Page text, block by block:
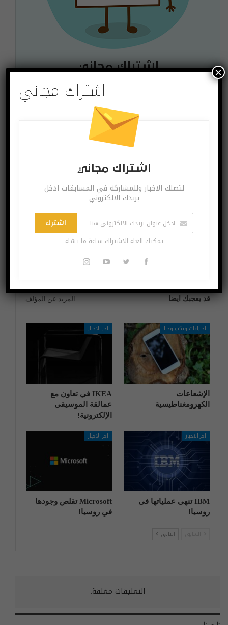
اشتراك مجاني
لتصلك الاخبار وللمشاركة في المسابقات ادخل بريدك
الالكتروني
يمكنك الغاء الاشتراك ساعة ما تشاء
خطوات بسيطة تمنع
الفضوليين من
أصدقائك تصفح صورك
تسريب موعد إعلان
سامسونغ لهاتفها
غالاكسي إس 11
قد يعجبك ايضا المزيد عن المؤلف
اختراعات وتكنولوجيا
الإشعاعات
الكهرومغناطيسية
آخر الاخبار
IKEA في تعاون مع
عمالقة الموسيقى
الإلكترونية!
آخر الاخبار
IBM تنهی عملیاتها فی
روسیا!
آخر الاخبار
Microsoft تقلص وجودها
في روسيا!
التالي
التعليقات مغلقة.
اشتراك مجاني
اشتراك مجاني
لتصلك الاخبار وللمشاركة في المسابقات ادخل
بريدك الالكتروني
اشترك
يمكنك الغاء الاشتراك ساعة ما تشاء
×